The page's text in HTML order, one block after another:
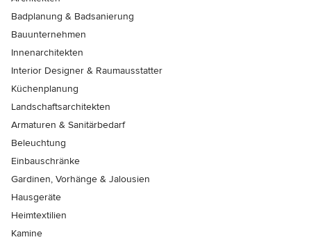
Badplanung & Badsanierung
Bauunternehmen
Innenarchitekten
Interior Designer & Raumausstatter
Küchenplanung
Landschaftsarchitekten
Armaturen & Sanitärbedarf
Beleuchtung
Einbauschränke
Gardinen, Vorhänge & Jalousien
Hausgeräte
Heimtextilien
Kamine